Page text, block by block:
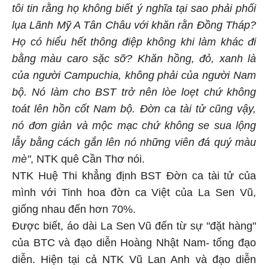
tôi tin rằng họ không biết ý nghĩa tại sao phải phối
lụa Lãnh Mỹ A Tân Châu với khăn rằn Đồng Tháp?
Họ có hiểu hết thông điệp không khi làm khác đi
bằng màu caro sặc sỡ? Khăn hồng, đỏ, xanh là
của người Campuchia, không phải của người Nam
bộ. Nó làm cho BST trở nên lòe loẹt chứ không
toát lên hồn cốt Nam bộ. Đờn ca tài tử cũng vậy,
nó đơn giản và mộc mạc chứ không se sua lộng
lẫy bằng cách gắn lên nó những viên đá quý màu
mè", NTK quê Cần Thơ nói.
NTK Huệ Thi khẳng định BST Đờn ca tài tử của
mình với Tinh hoa đờn ca Việt của La Sen Vũ,
giống nhau đến hơn 70%.
Được biết, áo dài La Sen Vũ đến từ sự "đặt hàng"
của BTC và đạo diễn Hoàng Nhật Nam- tổng đạo
diễn. Hiện tại cả NTK Vũ Lan Anh và đạo diễn